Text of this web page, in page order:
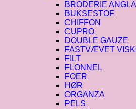
BRODERIE
BUKSESTOF
CHIFFON
CUPRO
DOUBLE GAUZE
FASTVÆVET
FILT
FLONNEL
FOER
HØR
ORGANZA
PELS